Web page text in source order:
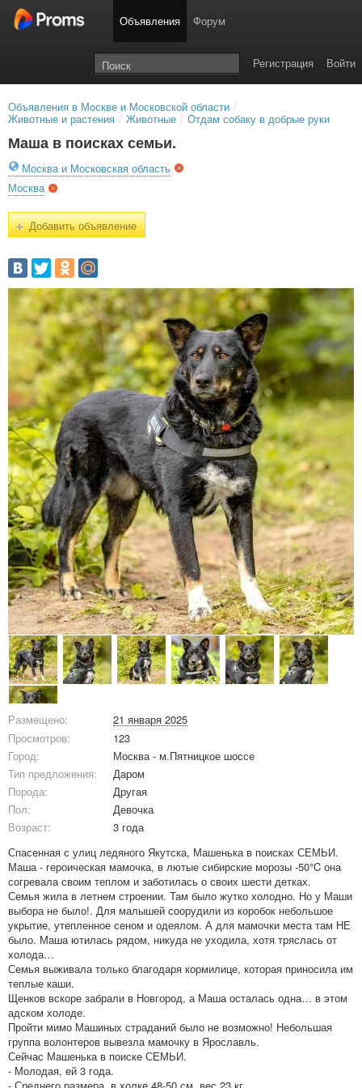
Объявления Форум
Войти
Регистрация
Объявления в Москве и Московской области /
Животные и растения / Животные / Отдам собаку в добрые руки
Маша в поисках семьи.
Москва и Московская область
Москва
+Добавить объявление
Размещено:
21 января 2025
Просмотров:
123
Город:
Москва - м.Пятницкое шоссе
Тип предложения:
Даром
Порода:
Другая
Пол:
Девочка
Возраст:
3 года
Спасенная с улиц ледяного Якутска, Машенька в поисках СЕМЬИ.
Маша - героическая мамочка, в лютые сибирские морозы -50°C она
согревала своим теплом и заботилась о своих шести детках.
Семья жила в летнем строении. Там было жутко холодно. Но у Маши
выбора не было!. Для малышей соорудили из коробок небольшое
укрытие, утепленное сеном и одеялом. А для мамочки места там НЕ
было. Маша ютилась рядом, никуда не уходила, хотя тряслась от
холода…
Семья выживала только благодаря кормилице, которая приносила им
теплые каши.
Щенков вскоре забрали в Новгород, а Маша осталась одна… в этом
адском холоде.
Пройти мимо Машиных страданий было не возможно! Небольшая
группа волонтеров вывезла мамочку в Ярославль.
Сейчас Машенька в поиске СЕМЬИ.
- Молодая, ей 3 года.